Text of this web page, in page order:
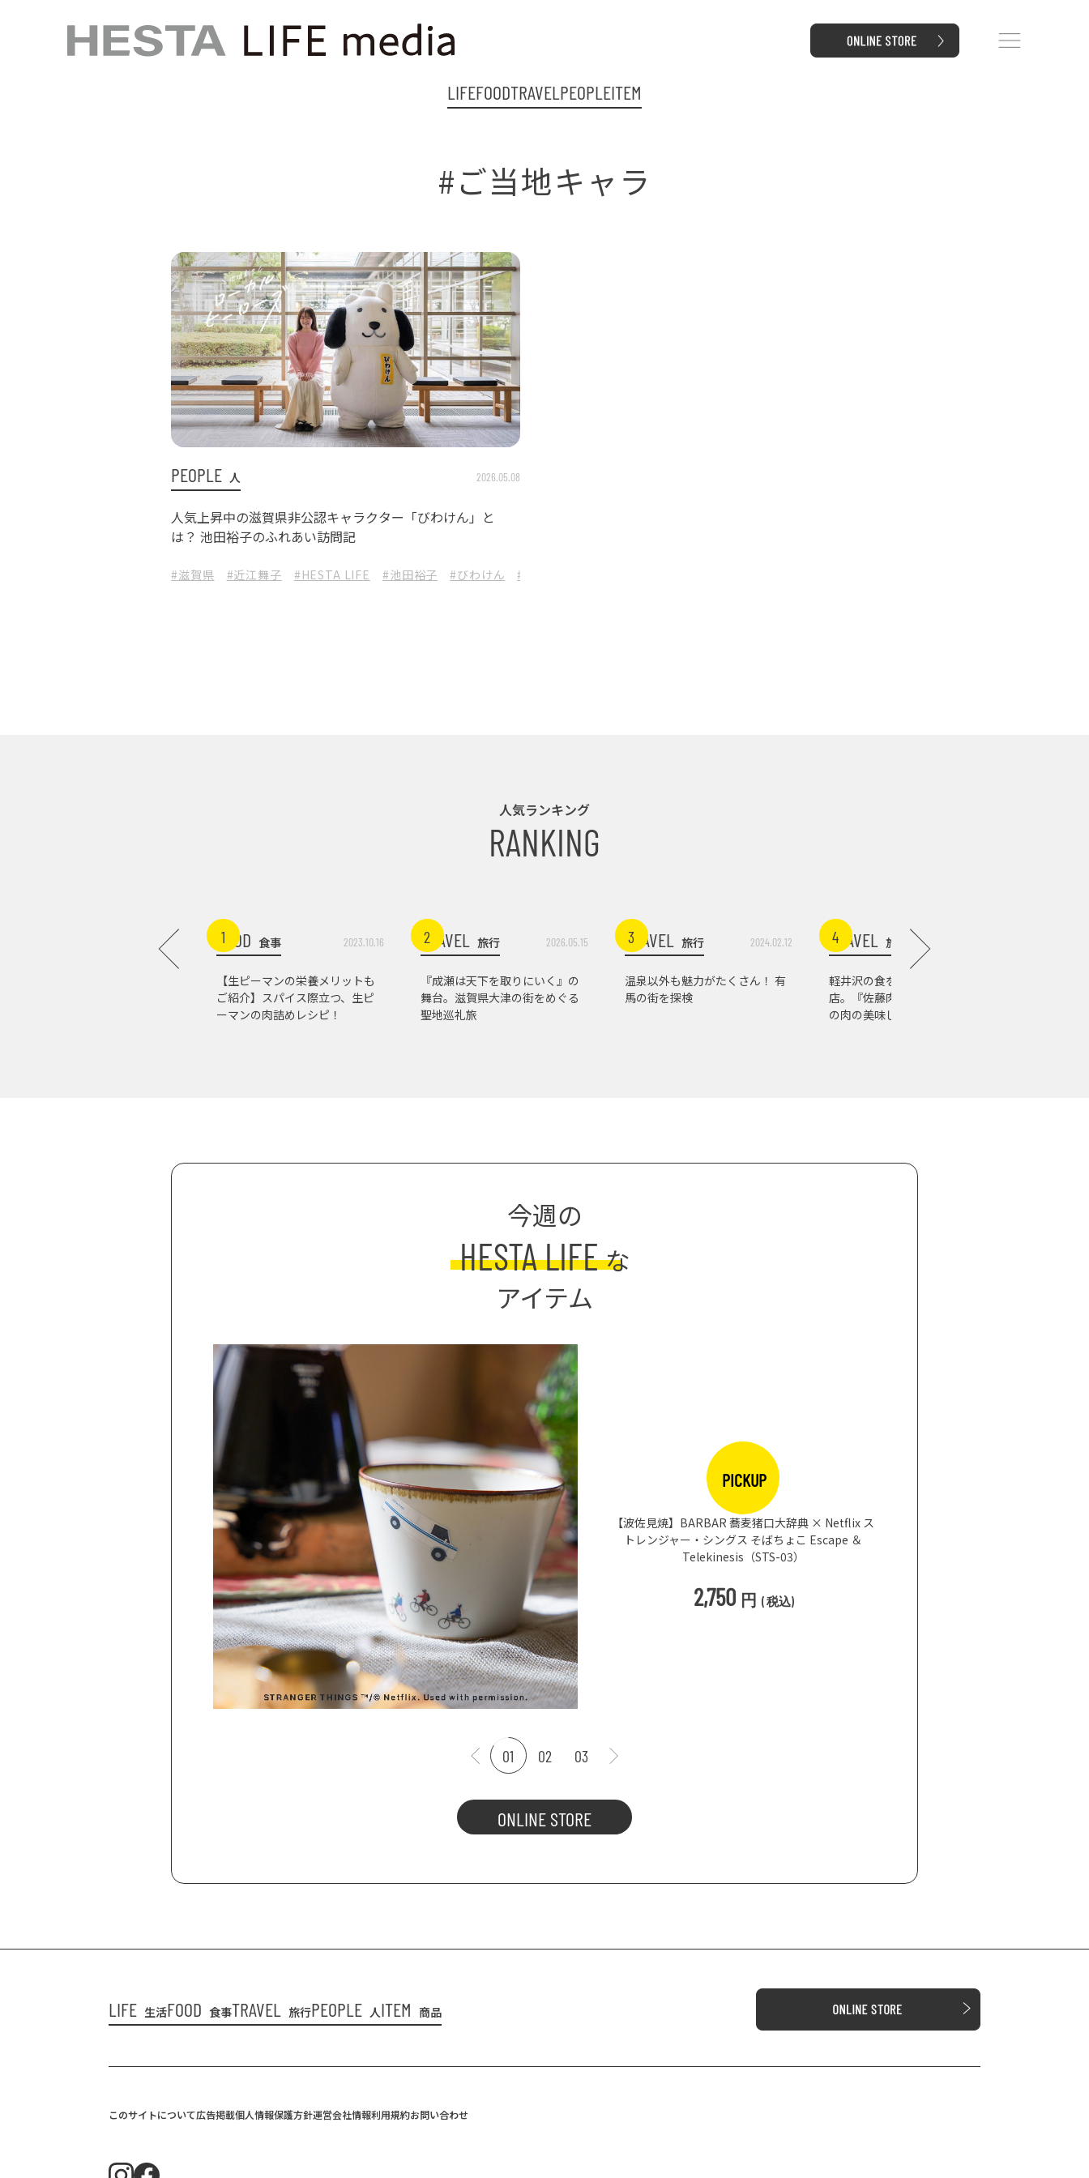
LIFEFOODTRAVELPEOPLEITEM
#ご当地キャラ
PEOPLE 人 2026.05.08
人気上昇中の滋賀県非公認キャラクター「びわけん」と
は？ 池田裕子のふれあい訪問記
#滋賀県 #近江舞子 #HESTA LIFE #池田裕子 #びわけん #滋賀県非公認キャラクター
人気ランキング
RANKING
1FOOD 食事 2023.10.16
【生ピーマンの栄養メリットも
ご紹介】スパイス際立つ、生ピ
ーマンの肉詰めレシピ！
2
TRAVEL 旅行 2026.05.15
『成瀬は天下を取りにいく』の
舞台。滋賀県大津の街をめぐる
聖地巡礼旅
3
TRAVEL 旅行 2024.02.12
温泉以外も魅力がたくさん！ 有
馬の街を探検
4
TRAVEL 旅行
軽井沢の食を支える老舗精肉
店。『佐藤肉店』で知る、信州
の肉の美味しさ
今週の
HESTA LIFEな
アイテム
PICKUP
【波佐見焼】BARBAR 蕎麦猪口大辞典 × Netflix ス
トレンジャー・シングス そばちょこ Escape ＆
Telekinesis（STS-03）
2,750 円 (税込)
01 02 03
ONLINE STORE
LIFE 生活FOOD 食事TRAVEL 旅行PEOPLE 人ITEM 商品
このサイトについて広告掲載個人情報保護方針運営会社情報利用規約お問い合わせ